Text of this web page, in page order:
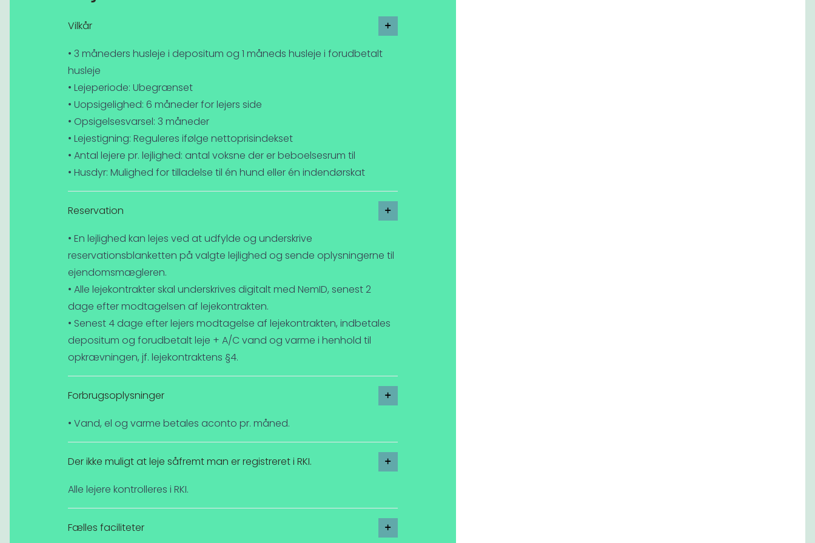
Vilkår
• 3 måneders husleje i depositum og 1 måneds husleje i forudbetalt
husleje
• Lejeperiode: Ubegrænset
• Uopsigelighed: 6 måneder for lejers side
• Opsigelsesvarsel: 3 måneder
• Lejestigning: Reguleres ifølge nettoprisindekset
• Antal lejere pr. lejlighed: antal voksne der er beboelsesrum til
• Husdyr: Mulighed for tilladelse til én hund eller én indendørskat
Reservation
• En lejlighed kan lejes ved at udfylde og underskrive
reservationsblanketten på valgte lejlighed og sende oplysningerne til
ejendomsmægleren.
• Alle lejekontrakter skal underskrives digitalt med NemID, senest 2
dage efter modtagelsen af lejekontrakten.
• Senest 4 dage efter lejers modtagelse af lejekontrakten, indbetales
depositum og forudbetalt leje + A/C vand og varme i henhold til
opkrævningen, jf. lejekontraktens §4.
Forbrugsoplysninger
• Vand, el og varme betales aconto pr. måned.
Der ikke muligt at leje såfremt man er registreret i RKI.
Alle lejere kontrolleres i RKI.
Fælles faciliteter